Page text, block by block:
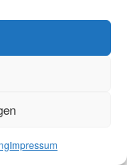
Impressum